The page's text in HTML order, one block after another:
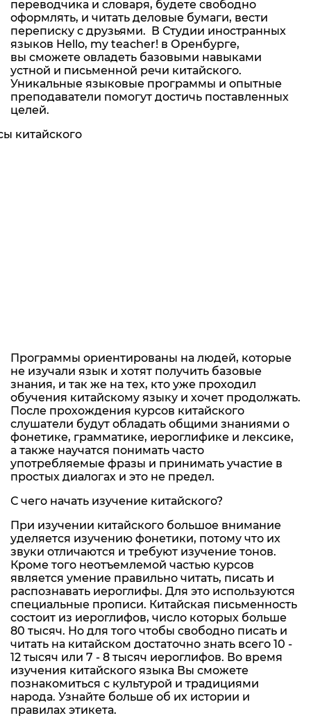
переводчика и словаря, будете свободно
оформлять, и читать деловые бумаги, вести
переписку с друзьями.
В Студии иностранных
языков Hello, my teacher! в Оренбурге,
вы сможете овладеть базовыми навыками
устной и письменной речи китайского.
Уникальные языковые программы и опытные
преподаватели помогут достичь поставленных
целей.
Программы ориентированы на людей, которые
не изучали язык и хотят получить базовые
знания, и так же на тех, кто уже проходил
обучения китайскому языку и хочет продолжать.
После прохождения курсов китайского
слушатели будут обладать общими знаниями о
фонетике, грамматике, иероглифике и лексике,
а также научатся понимать часто
употребляемые фразы и принимать участие в
простых диалогах и это не предел.
С чего начать изучение китайского?
При изучении китайского большое внимание
уделяется изучению фонетики, потому что их
звуки отличаются и требуют изучение тонов.
Кроме того неотъемлемой частью курсов
является умение правильно читать, писать и
распознавать иероглифы. Для это используются
специальные прописи. Китайская письменность
состоит из иероглифов, число которых больше
80 тысяч. Но для того чтобы свободно писать и
читать на китайском достаточно знать всего 10 -
12 тысяч или 7 - 8 тысяч иероглифов. Во время
изучения китайского языка Вы сможете
познакомиться с культурой и традициями
народа. Узнайте больше об их истории и
правилах этикета.